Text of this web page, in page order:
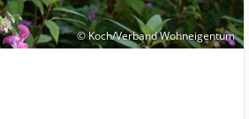
© Koch/Verband Wohneigentum